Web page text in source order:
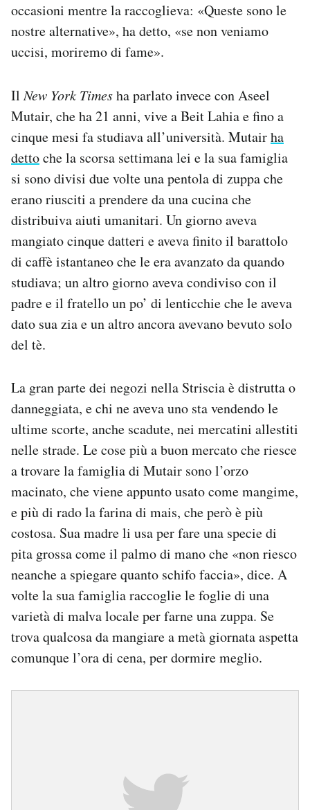
occasioni mentre la raccoglieva: «Queste sono le
nostre alternative», ha detto, «se non veniamo
uccisi, moriremo di fame».
IlNew York Timesha parlato invece con Aseel
Mutair, che ha 21 anni, vive a Beit Lahia e fino a
cinque mesi fa studiava all’università. Mutairha
dettoche la scorsa settimana lei e la sua famiglia
si sono divisi due volte una pentola di zuppa che
erano riusciti a prendere da una cucina che
distribuiva aiuti umanitari. Un giorno aveva
mangiato cinque datteri e aveva finito il barattolo
di caffè istantaneo che le era avanzato da quando
studiava; un altro giorno aveva condiviso con il
padre e il fratello un po’ di lenticchie che le aveva
dato sua zia e un altro ancora avevano bevuto solo
del tè.
La gran parte dei negozi nella Striscia è distrutta o
danneggiata, e chi ne aveva uno sta vendendo le
ultime scorte, anche scadute, nei mercatini allestiti
nelle strade. Le cose più a buon mercato che riesce
a trovare la famiglia di Mutair sono l’orzo
macinato, che viene appunto usato come mangime,
e più di rado la farina di mais, che però è più
costosa. Sua madre li usa per fare una specie di
pita grossa come il palmo di mano che «non riesco
neanche a spiegare quanto schifo faccia», dice. A
volte la sua famiglia raccoglie le foglie di una
varietà di malva locale per farne una zuppa. Se
trova qualcosa da mangiare a metà giornata aspetta
comunque l’ora di cena, per dormire meglio.